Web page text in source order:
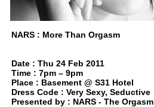
NARS : More Than Orgasm
Date : Thu 24 Feb 2011
Time : 7pm – 9pm
Place : Basement @ S31 Hotel
Dress Code : Very Sexy, Seductive
Presented by : NARS - The